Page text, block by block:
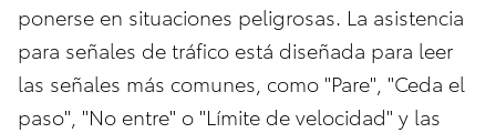
ponerse en situaciones peligrosas. La asistencia
para señales de tráfico está diseñada para leer
las señales más comunes, como "Pare", "Ceda el
paso", "No entre" o "Límite de velocidad" y las